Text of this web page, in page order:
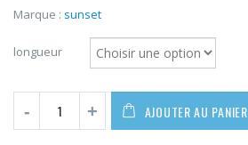
65,00€
à
75,00€
Marque : sunset
longueur
AJOUTER AU PANIER